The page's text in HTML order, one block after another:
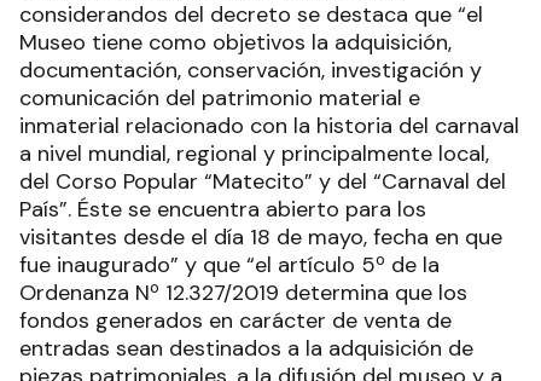
considerandos del decreto se destaca que “el
Museo tiene como objetivos la adquisición,
documentación, conservación, investigación y
comunicación del patrimonio material e
inmaterial relacionado con la historia del carnaval
a nivel mundial, regional y principalmente local,
del Corso Popular “Matecito” y del “Carnaval del
País”. Éste se encuentra abierto para los
visitantes desde el día 18 de mayo, fecha en que
fue inaugurado” y que “el artículo 5º de la
Ordenanza Nº 12.327/2019 determina que los
fondos generados en carácter de venta de
entradas sean destinados a la adquisición de